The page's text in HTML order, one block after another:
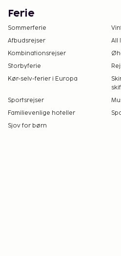
Ferie
Sommerferie
Afbudsrejser
All
Kombinationsrejser
Storbyferie
Kør-selv-ferier i Europa
Sportsrejser
Familievenlige hoteller
Sjov for børn